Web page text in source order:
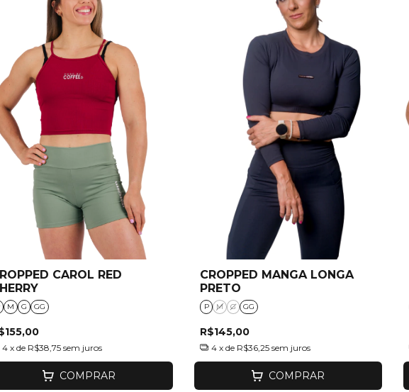
CAROL RED
M G GG
4 x de R$38,75 sem juros
COMPRAR
CROPPED MANGA LONGA
PRETO
P M G GG
R$145,00
4 x de R$36,25 sem juros
COMPRAR